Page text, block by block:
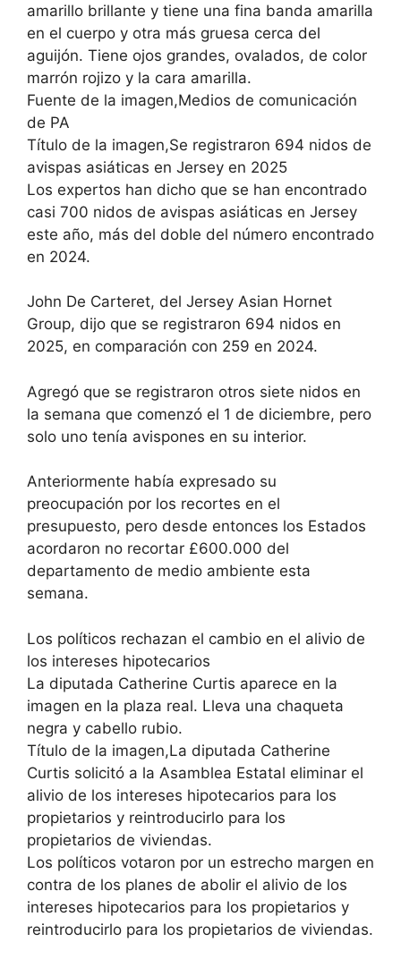
amarillo brillante y tiene una fina banda amarilla
en el cuerpo y otra más gruesa cerca del
aguijón. Tiene ojos grandes, ovalados, de color
marrón rojizo y la cara amarilla.
Fuente de la imagen,Medios de comunicación
de PA
Título de la imagen,Se registraron 694 nidos de
avispas asiáticas en Jersey en 2025
Los expertos han dicho que se han encontrado
casi 700 nidos de avispas asiáticas en Jersey
este año, más del doble del número encontrado
en 2024.
John De Carteret, del Jersey Asian Hornet
Group, dijo que se registraron 694 nidos en
2025, en comparación con 259 en 2024.
Agregó que se registraron otros siete nidos en
la semana que comenzó el 1 de diciembre, pero
solo uno tenía avispones en su interior.
Anteriormente había expresado su
preocupación por los recortes en el
presupuesto, pero desde entonces los Estados
acordaron no recortar £600.000 del
departamento de medio ambiente esta
semana.
Los políticos rechazan el cambio en el alivio de
los intereses hipotecarios
La diputada Catherine Curtis aparece en la
imagen en la plaza real. Lleva una chaqueta
negra y cabello rubio.
Título de la imagen,La diputada Catherine
Curtis solicitó a la Asamblea Estatal eliminar el
alivio de los intereses hipotecarios para los
propietarios y reintroducirlo para los
propietarios de viviendas.
Los políticos votaron por un estrecho margen en
contra de los planes de abolir el alivio de los
intereses hipotecarios para los propietarios y
reintroducirlo para los propietarios de viviendas.